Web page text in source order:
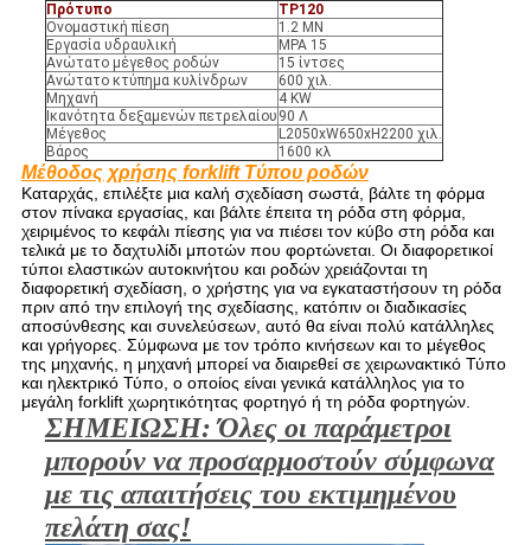
Πρότυπο
TP120
Ονομαστική πίεση
1.2 ΜΝ
Εργασία υδραυλική
MPA 15
Ανώτατο μέγεθος ροδών
15 ίντσες
Ανώτατο κτύπημα κυλίνδρων
600 χιλ.
Μηχανή
4 KW
Ικανότητα δεξαμενών πετρελαίου 90 Λ
Μέγεθος
L2050xW650xH2200 χιλ.
Βάρος
1600 κλ
Μέθοδος χρήσης forklift Τύπου ροδών
Καταρχάς, επιλέξτε μια καλή σχεδίαση σωστά, βάλτε τη φόρμα
στον πίνακα εργασίας, και βάλτε έπειτα τη ρόδα στη φόρμα,
χειριμένος το κεφάλι πίεσης για να πιέσει τον κύβο στη ρόδα και
τελικά με το δαχτυλίδι μποτών που φορτώνεται. Οι διαφορετικοί
τύποι ελαστικών αυτοκινήτου και ροδών χρειάζονται τη
διαφορετική σχεδίαση, ο χρήστης για να εγκαταστήσουν τη ρόδα
πριν από την επιλογή της σχεδίασης, κατόπιν οι διαδικασίες
αποσύνθεσης και συνελεύσεων, αυτό θα είναι πολύ κατάλληλες
και γρήγορες. Σύμφωνα με τον τρόπο κινήσεων και το μέγεθος
της μηχανής, η μηχανή μπορεί να διαιρεθεί σε χειρωνακτικό Τύπο
και ηλεκτρικό Τύπο, ο οποίος είναι γενικά κατάλληλος για το
μεγάλη forklift χωρητικότητας φορτηγό ή τη ρόδα φορτηγών.
ΣΗΜΕΙΩΣΗ: Όλες οι παράμετροι
μπορούν να προσαρμοστούν σύμφωνα
με τις απαιτήσεις του εκτιμημένου
πελάτη σας!